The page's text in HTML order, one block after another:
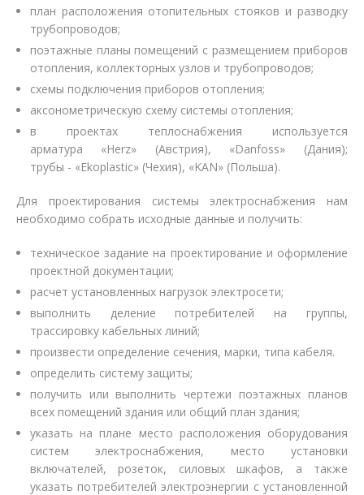
план расположения отопительных стояков и разводку
трубопроводов;
поэтажные планы помещений с размещением приборов
отопления, коллекторных узлов и трубопроводов;
схемы подключения приборов отопления;
аксонометрическую схему системы отопления;
в проектах теплоснабжения используется
арматура «Herz» (Австрия), «Danfoss» (Дания);
трубы - «Ekoplastic» (Чехия), «KAN» (Польша).
Для проектирования системы электроснабжения нам
необходимо собрать исходные данные и получить:
техническое задание на проектирование и оформление
проектной документации;
расчет установленных нагрузок электросети;
выполнить деление потребителей на группы,
трассировку кабельных линий;
произвести определение сечения, марки, типа кабеля.
определить систему защиты;
получить или выполнить чертежи поэтажных планов
всех помещений здания или общий план здания;
указать на плане место расположения оборудования
систем электроснабжения, место установки
включателей, розеток, силовых шкафов, а также
указать потребителей электроэнергии с установленной